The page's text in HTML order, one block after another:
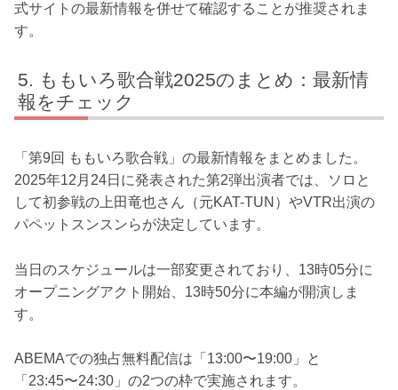
式サイトの最新情報を併せて確認することが推奨されま
す。
ももいろ歌合戦2025のまとめ：最新情
報をチェック
「第9回 ももいろ歌合戦」の最新情報をまとめました。
2025年12月24日に発表された第2弾出演者では、ソロと
して初参戦の上田竜也さん（元KAT-TUN）やVTR出演の
パペットスンスンらが決定しています。
当日のスケジュールは一部変更されており、13時05分に
オープニングアクト開始、13時50分に本編が開演しま
す。
ABEMAでの独占無料配信は「13:00〜19:00」と
「23:45〜24:30」の2つの枠で実施されます。